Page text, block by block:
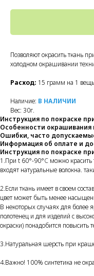
Позволяют окрасить ткань
холодном окрашивании
Расход: 15 грамм на 1
Наличие: В НАЛИЧИИ
Вес: 30г.
Инструкция по покраске
Особенности окрашивания
Ошибки, часто
Информация об оплате и
Инструкция по покраске
1.При t 60°-90°C можно красить
входят натуральные волокна.
2.Если ткань имеет в своем
цвет может быть менее
В некоторых случаях для более
полотенец и для изделий с
окраски) понадобится повысить
3.Натуральная шерсть при
4.Важно! 100% синтетика не